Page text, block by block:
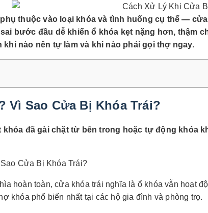
thuộc vào loại khóa và tình huống cụ thể —
bước đầu dễ khiến ổ khóa kẹt nặng hơn,
khi nào nên tự làm và khi nào phải gọi thợ ngay.
Vì Sao Cửa Bị Khóa Trái?
khóa đã gài chặt từ bên trong hoặc tự động
hoàn toàn, cửa khóa trái nghĩa là ổ khóa vẫn
khóa phổ biến nhất tại các hộ gia đình và phòng trọ.